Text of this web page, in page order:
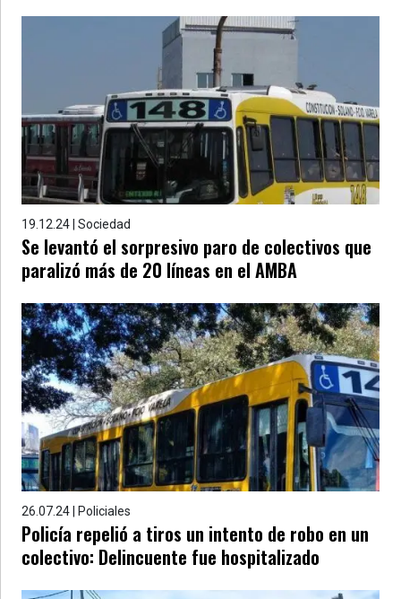
19.12.24 | Sociedad
Se levantó el sorpresivo paro de colectivos que
paralizó más de 20 líneas en el AMBA
26.07.24 | Policiales
Policía repelió a tiros un intento de robo en un
colectivo: Delincuente fue hospitalizado